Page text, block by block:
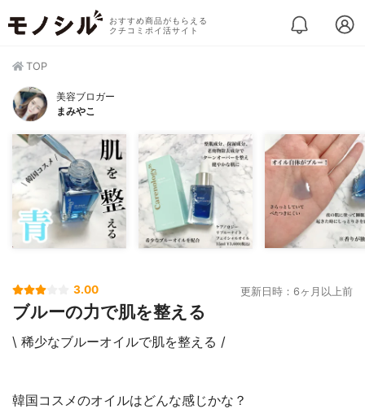
おすすめ商品がもらえる
クチコミポイ活サイト
TOP
美容ブロガー
まみやこ
3.00 更新日時：6ヶ月以上前
ブルーの力で肌を整える
\ 稀少なブルーオイルで肌を整える /
韓国コスメのオイルはどんな感じかな？